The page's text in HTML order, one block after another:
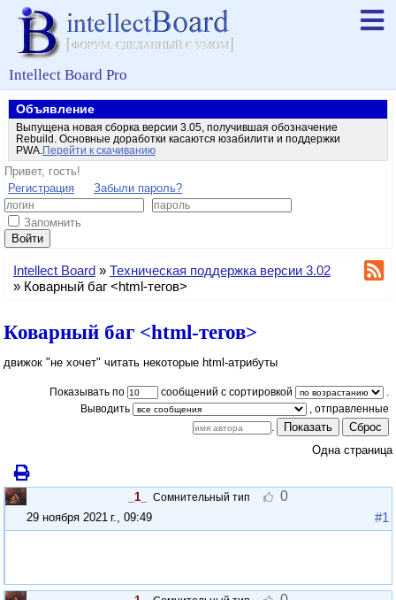
Intellect Board Pro
Объявление
Выпущена новая сборка версии 3.05, получившая обозначение
Rebuild. Основные доработки касаются юзабилити и поддержки
PWA. Перейти к скачиванию
Привет, гость!
Регистрация
Забыли пароль?
Запомнить
Войти
Intellect Board » Техническая поддержка версии 3.02
» Коварный баг <html-тегов>
Коварный баг <html-тегов>
движок "не хочет" читать некоторые html-атрибуты
Показывать по сообщений с сортировкой
Выводить
Показать
Сброс
Одна страница
_1_ Сомнительный тип 0
29 ноября 2021 г., 09:49 #1